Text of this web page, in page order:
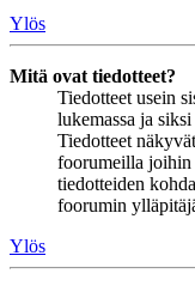
Ylös
Mitä ovat tiedotteet?
Tiedotteet usein
lukemassa ja
Tiedotteet
foorumeilla joihin
tiedotteiden
foorumin
Ylös